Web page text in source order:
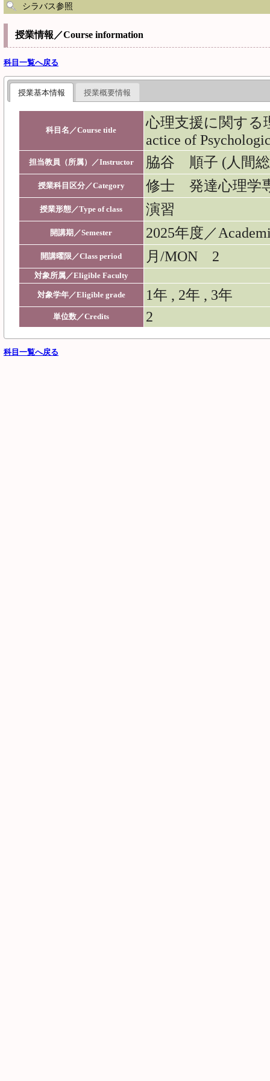
シラバス参照
授業情報／Course information
科目一覧へ戻る
授業基本情報 授業概要情報
科目名／Course title
心理支援に関する
actice of
担当教員（所属）／Instructor 脇谷 順子 (人間
授業科目区分／Category 修士 発達心理学
授業形態／Type of class 演習
開講期／Semester 2025年度／
開講曜限／Class period 月/MON 2
対象所属／Eligible Faculty
対象学年／Eligible grade 1年 , 2年 , 3年
単位数／Credits 2
科目一覧へ戻る